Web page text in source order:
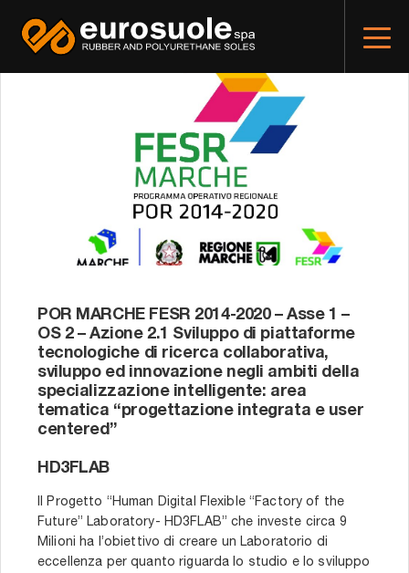
POR MARCHE FESR 2014-2020 – Asse 1 –
OS 2 – Azione 2.1 Sviluppo di piattaforme
tecnologiche di ricerca collaborativa,
sviluppo ed innovazione negli ambiti della
specializzazione intelligente: area
tematica “progettazione integrata e user
centered”
HD3FLAB
Il Progetto “Human Digital Flexible “Factory of the
Future” Laboratory- HD3FLAB” che investe circa 9
Milioni ha l’obiettivo di creare un Laboratorio di
eccellenza per quanto riguarda lo studio e lo sviluppo